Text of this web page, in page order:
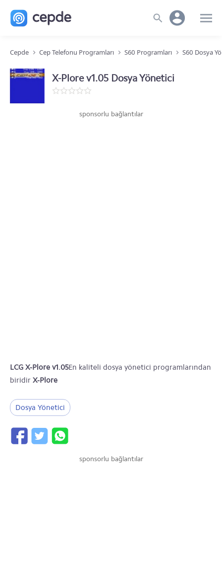
Cepde Cep Telefonu Programları S60 Programları S60 Dosya
X-Plore v1.05 Dosya Yönetici
sponsorlu bağlantılar
LCG X-Plore v1.05En kaliteli dosya yönetici programlarından
biridir X-Plore
Dosya Yönetici
sponsorlu bağlantılar